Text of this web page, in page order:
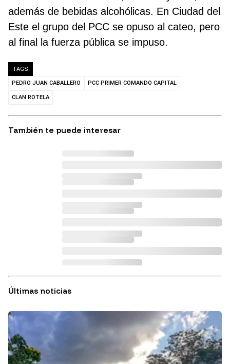
además de bebidas alcohólicas. En Ciudad del
Este el grupo del PCC se opuso al cateo, pero
al final la fuerza pública se impuso.
TAGS
PEDRO JUAN CABALLERO PCC PRIMER COMANDO CAPITAL
CLAN ROTELA
También te puede interesar
Últimas noticias